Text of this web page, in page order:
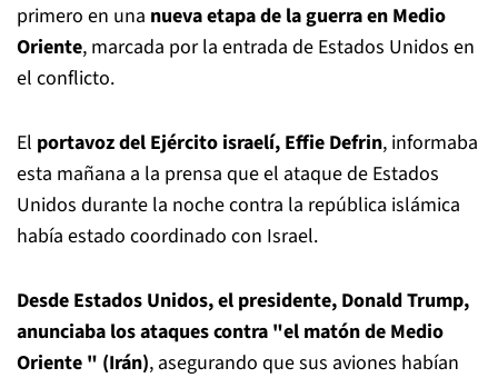
primero en una nueva etapa de la guerra en Medio
Oriente, marcada por la entrada de Estados Unidos en
el conflicto.
El portavoz del Ejército israelí, Effie Defrin, informaba
esta mañana a la prensa que el ataque de Estados
Unidos durante la noche contra la república islámica
había estado coordinado con Israel.
Desde Estados Unidos, el presidente, Donald Trump,
anunciaba los ataques contra "el matón de Medio
Oriente " (Irán), asegurando que sus aviones habían